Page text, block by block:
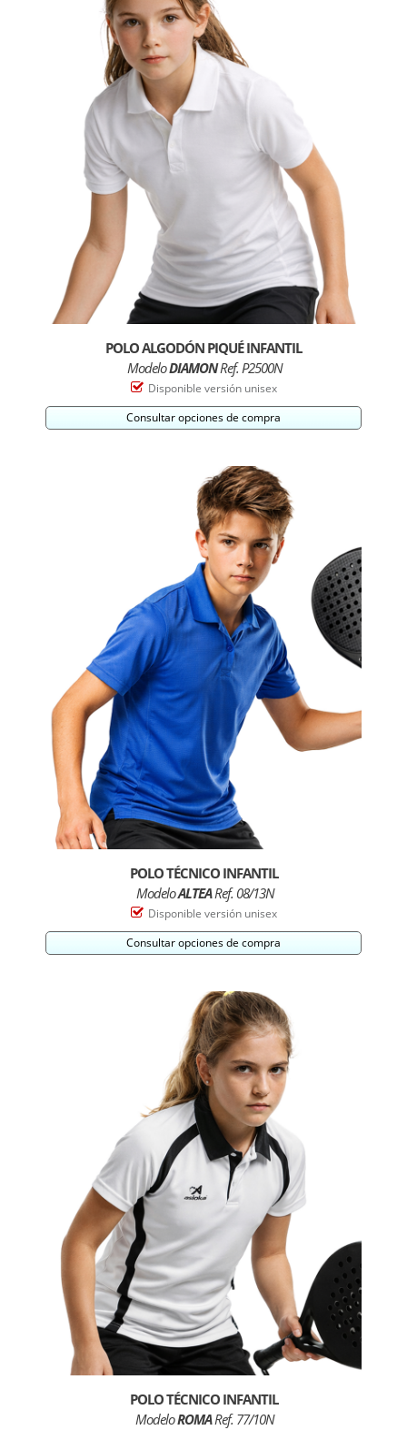
POLO ALGODÓN PIQUÉ INFANTIL
ModeloDIAMONRef. P2500N
Disponible versión unisex
Consultar opciones de compra
POLO TÉCNICO INFANTIL
ModeloALTEARef. 08/13N
Disponible versión unisex
Consultar opciones de compra
POLO TÉCNICO INFANTIL
ModeloROMARef. 77/10N